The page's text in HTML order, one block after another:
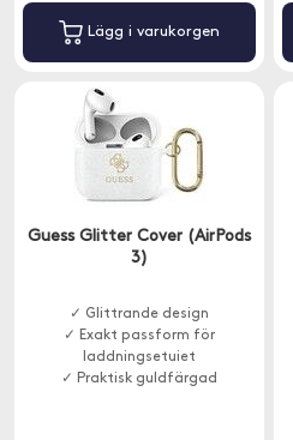
Lägg i varukorgen
Guess Glitter Cover (AirPods
3)
✓ Glittrande design
✓ Exakt passform för
laddningsetuiet
✓ Praktisk guldfärgad